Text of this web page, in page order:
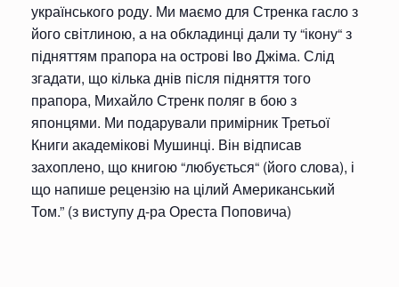
українського роду. Ми маємо для Стренка гасло з
його світлиною, а на обкладинці дали ту “ікону“ з
підняттям прапора на острові Іво Джіма. Слід
згадати, що кілька днів після підняття того
прапора, Михайло Стренк поляг в бою з
японцями. Ми подарували примірник Третьої
Книги академікові Мушинці. Він відписав
захоплено, що книгою “любується“ (його слова), і
що напише рецензію на цілий Американський
Том.” (з виступу д-ра Ореста Поповича)